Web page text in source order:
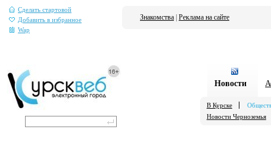
Сделать стартовой
Добавить в избранное
Wap
Знакомства Реклама на сайте
Новости
В Курске
Новости Черноземья